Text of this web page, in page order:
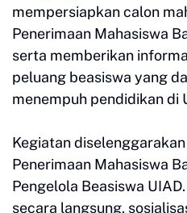
mempersiapkan calon
Penerimaan Mahasiswa
serta memberikan
peluang beasiswa yang
menempuh pendidikan di
Kegiatan
Penerimaan Mahasiswa
Pengelola Beasiswa
secara langsung,